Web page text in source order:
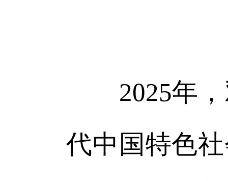
2025年，
代中国特色